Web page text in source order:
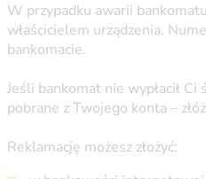
W przypadku awarii
właścicielem urządzenia.
bankomacie.
Jeśli bankomat nie wypłacił Ci
pobrane z Twojego konta –
Reklamację możesz złożyć: